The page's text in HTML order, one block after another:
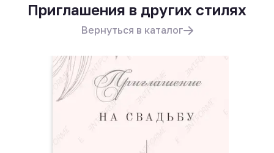
Приглашения в других стилях
Вернуться в каталог